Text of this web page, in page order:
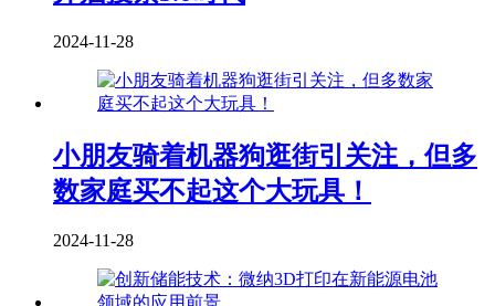
2024-11-28
小朋友骑着机器狗逛街引关注，但多
数家庭买不起这个大玩具！
2024-11-28